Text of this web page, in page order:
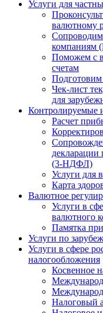
Услуги для
валютному
компаниям
Поможем с
счетам
Чек-лист
для
Контролируемые
Расчет
декларации
(3-НДФЛ)
Услуги для
Карта
Валютное
Услуги в
валютного
Памятка
Услуги по
Услуги в сфере
налогообложения
Косвенное
Налоговый